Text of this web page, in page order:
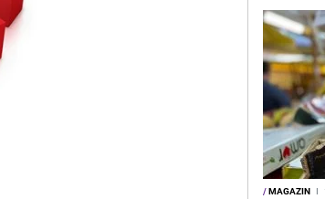
/MAGAZIN I